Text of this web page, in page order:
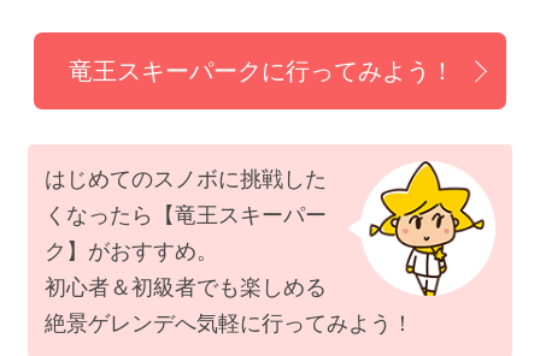
竜王スキーパークに行ってみよう！
はじめてのスノボに挑戦した
くなったら【竜王スキーパー
ク】がおすすめ。
初心者＆初級者でも楽しめる
絶景ゲレンデへ気軽に行ってみよう！